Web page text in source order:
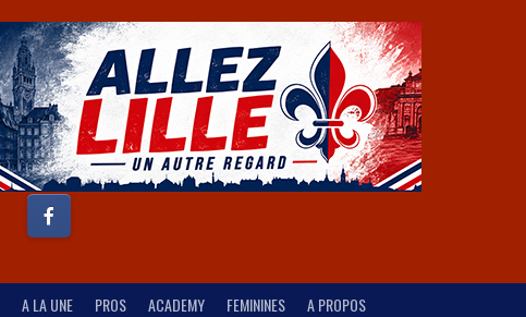
A LA UNE PROS ACADEMY FEMININES A PROPOS